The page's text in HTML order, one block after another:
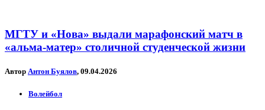
МГТУ и «Нова» выдали марафонский матч в
«альма-матер» столичной студенческой жизни
Автор Антон Буялов, 09.04.2026
Волейбол